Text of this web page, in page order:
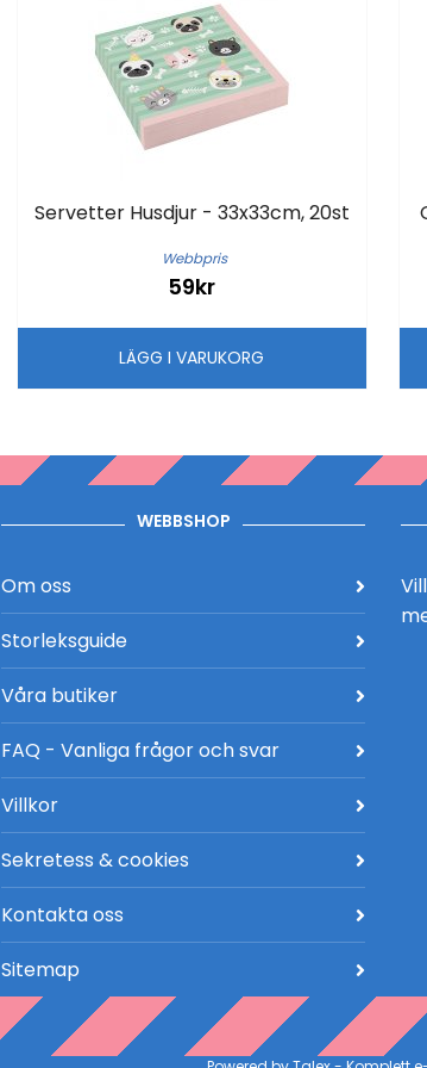
Servetter Husdjur - 33x33cm, 20st
Webbpris
59kr
LÄGG I VARUKORG
WEBBSHOP
Om oss
Storleksguide
Våra butiker
FAQ - Vanliga frågor och svar
Villkor
Sekretess & cookies
Kontakta oss
Sitemap